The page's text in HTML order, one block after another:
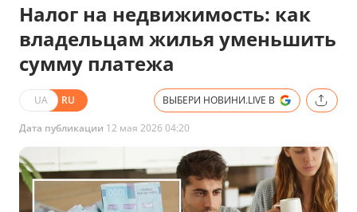
Налог на недвижимость: как
владельцам жилья уменьшить
сумму платежа
UA RU ВЫБЕРИ НОВИНИ.LIVE В
Дата публикации 12 мая 2026 04:20